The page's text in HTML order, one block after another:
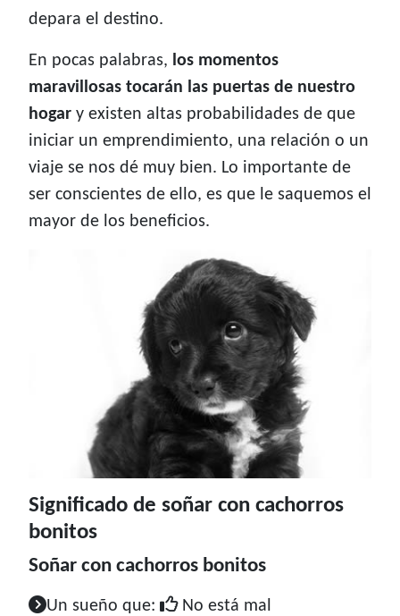
depara el destino.
En pocas palabras, los momentos
maravillosas tocarán las puertas de nuestro
hogar y existen altas probabilidades de que
iniciar un emprendimiento, una relación o un
viaje se nos dé muy bien. Lo importante de
ser conscientes de ello, es que le saquemos el
mayor de los beneficios.
Significado de soñar con cachorros
bonitos
Soñar con cachorros bonitos
Un sueño que: No está mal